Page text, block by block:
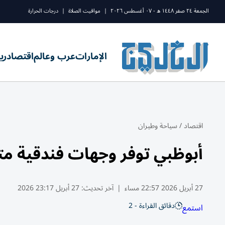
الجمعة ٢٤ صفر ١٤٤٨ ه - ٠٧ أغسطس ٢٠٢٦ | مواقيت الصلاة | درجات الحرارة
الإماراتعرب وعالماقتصاد
اقتصاد/سياحة وطيران
أبوظبي توفر وجهات فندقية
27 أبريل 2026 22:57 مساء | آخر تحديث:27 أبريل 23:17 2026
استمع دقائق القراءة - 2